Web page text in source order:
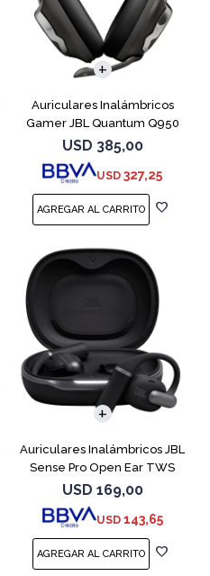
Auriculares Inalámbricos
Gamer JBL Quantum Q950
Negro
USD 385,00
USD 327,25
Auriculares Inalámbricos JBL
Sense Pro Open Ear TWS
Negro
USD 169,00
USD 143,65